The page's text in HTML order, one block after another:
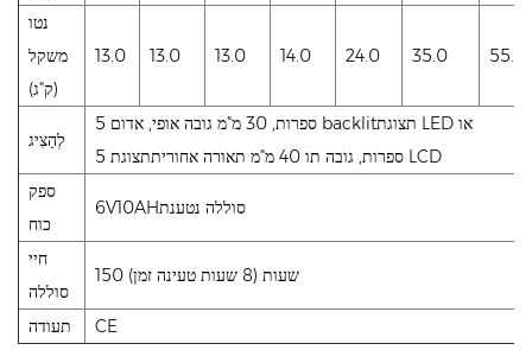
נטו
משקל
(ק"ג)
13.0 13.0 13.0 14.0 24.0 35.0 55.0
לְהַצִיג
5 ספרות, 30 מ"מ גובה אופי, אדום backlitתצוגת LED או
5 ספרות, גובה תו 40 מ"מ תאורה אחוריתתצוגת LCD
ספק
כוח
6V10AHסוללה נטענת
חיי
סוללה
150 שעות (8 שעות טעינה זמן)
תעודה CE